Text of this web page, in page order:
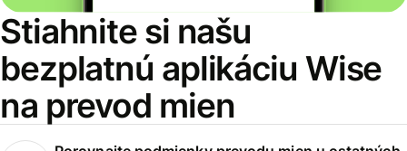
Stiahnite si našu
bezplatnú aplikáciu Wise
na prevod mien